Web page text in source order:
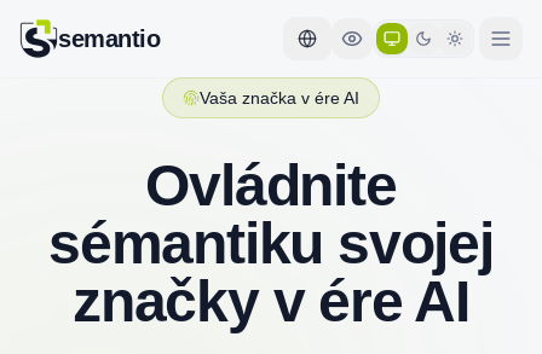
semantio
Vaša značka v ére AI
Ovládnite
sémantiku svojej
značky v ére AI